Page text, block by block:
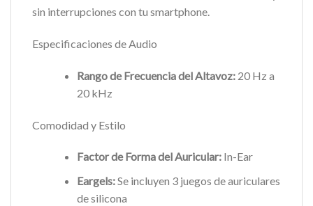
sin interrupciones con tu smartphone.
Especificaciones de Audio
Rango de Frecuencia del Altavoz: 20 Hz a
20 kHz
Comodidad y Estilo
Factor de Forma del Auricular: In-Ear
Eargels:Se incluyen 3 juegos de auriculares
de silicona